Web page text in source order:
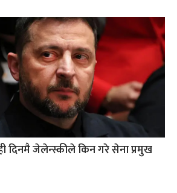
दिनमै जेलेन्स्कीले किन गरे सेना प्रमुख